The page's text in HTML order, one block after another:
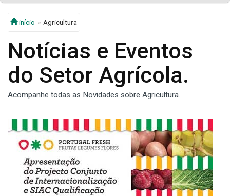
início Agricultura
Notícias e Eventos
do Setor Agrícola.
Acompanhe todas as Novidades sobre Agricultura.